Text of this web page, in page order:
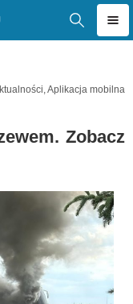
,Aplikacja mobilna
Zobacz